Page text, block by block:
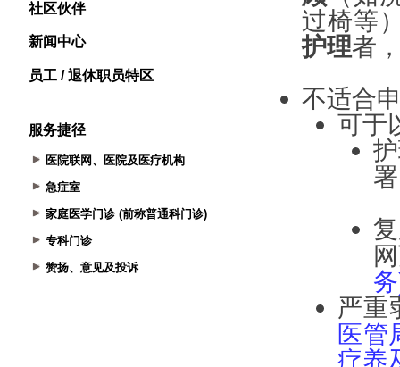
社区伙伴
新闻中心
员工 / 退休职员特区
服务捷径
医院联网、医院及医疗机构
急症室
家庭医学门诊 (前称普通科门诊)
专科门诊
赞扬、意见及投诉